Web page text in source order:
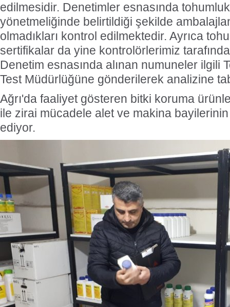
edilmesidir. Denetimler esnasında
yönetmeliğinde belirtildiği şekilde
olmadıkları kontrol edilmektedir. Ayrıca
sertifikalar da yine kontrolörlerimiz
Denetim esnasında alınan numuneler ilgili
Test Müdürlüğüne gönderilerek analizine
Ağrı'da faaliyet gösteren bitki koruma
ile zirai mücadele alet ve makina
ediyor.